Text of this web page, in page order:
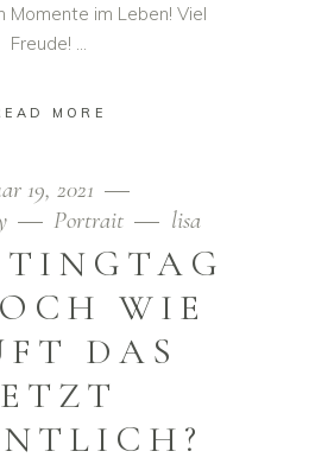
Momente im Leben! Viel
Freude!
MORE
19, 2021
Portrait lisa
WIE
DAS